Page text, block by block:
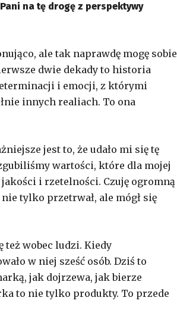
na tę drogę z perspektywy
ale tak naprawdę mogę sobie
dwie dekady to historia
i emocji, z którymi
innych realiach. To ona
jest to, że udało mi się tę
wartości, które dla mojej
i rzetelności. Czuję ogromną
tylko przetrwał, ale mógł się
też wobec ludzi. Kiedy
w niej sześć osób. Dziś to
jak dojrzewa, jak bierze
to nie tylko produkty. To przede